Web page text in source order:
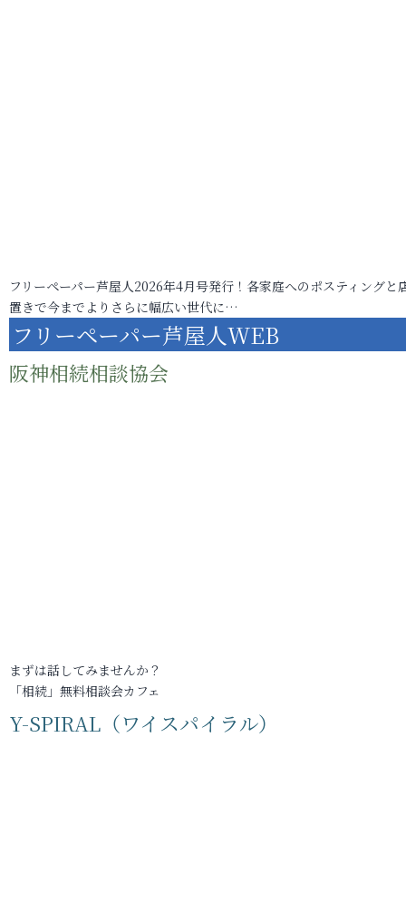
フリーペーパー芦屋人2026年4月号発行！各家庭へのポスティングと
置きで今までよりさらに幅広い世代に…
フリーペーパー芦屋人WEB
阪神相続相談協会
まずは話してみませんか？
「相続」無料相談会カフェ
Y-SPIRAL（ワイスパイラル）